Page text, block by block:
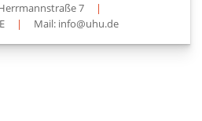
7
|
| Mail: info@uhu.de